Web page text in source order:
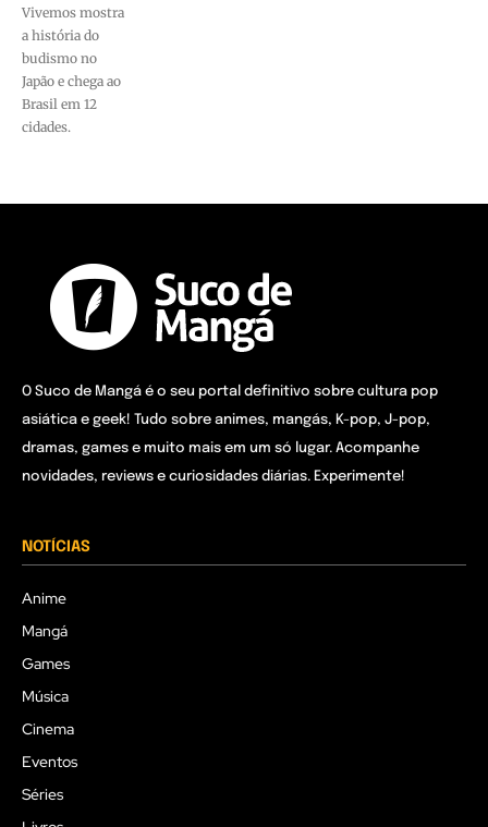
Vivemos mostra
a história do
budismo no
Japão e chega ao
Brasil em 12
cidades.
O Suco de Mangá é o seu portal definitivo sobre cultura pop
asiática e geek! Tudo sobre animes, mangás, K-pop, J-pop,
dramas, games e muito mais em um só lugar. Acompanhe
novidades, reviews e curiosidades diárias. Experimente!
NOTÍCIAS
Anime
Mangá
Games
Música
Cinema
Eventos
Séries